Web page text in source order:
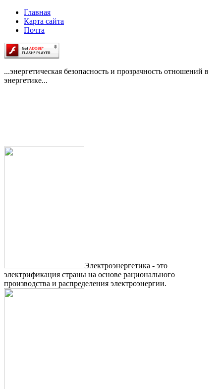
Главная
Карта сайта
Почта
...энергетическая безопасность и прозрачность отношений в
энергетике...
Электроэнергетика - это
электрификация страны на основе рационального
производства и распределения электроэнергии.